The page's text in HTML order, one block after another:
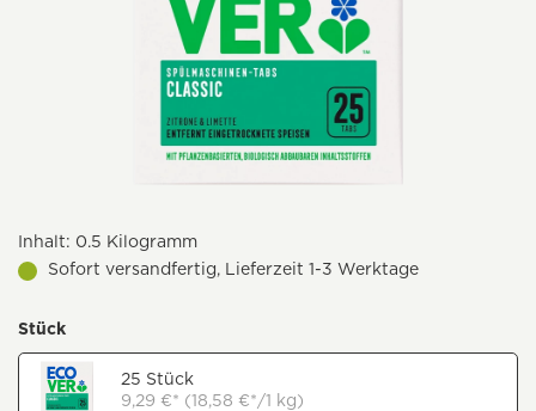
Inhalt: 0.5 Kilogramm
Sofort versandfertig, Lieferzeit 1-3 Werktage
Stück
25 Stück
9,29 €* (18,58 €*/1 kg)